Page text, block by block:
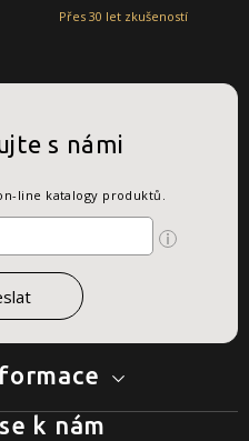
Přes 30 let zkušeností
s námi
line katalogy produktů.
k nám